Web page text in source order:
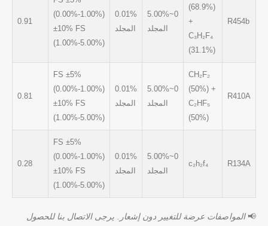
R454b
(68.9%)
+
C₃H₂F₄
(31.1%)
0~5.00%
المجلد
0.01%
المجلد
(0.00%-1.00%)
±10% FS
(1.00%-5.00%)
0.91
R410A
CH₂F₂
(50%) +
C₂HF₅
(50%)
0~5.00%
المجلد
0.01%
المجلد
±5% FS
(0.00%-1.00%)
±10% FS
(1.00%-5.00%)
0.81
R134A
c₂h₂f₄
0~5.00%
المجلد
0.01%
المجلد
±5% FS
(0.00%-1.00%)
±10% FS
(1.00%-5.00%)
0.28
📢المواصفات عرضة للتغيير دون إشعار. يرجى الاتصال بنا للحصول